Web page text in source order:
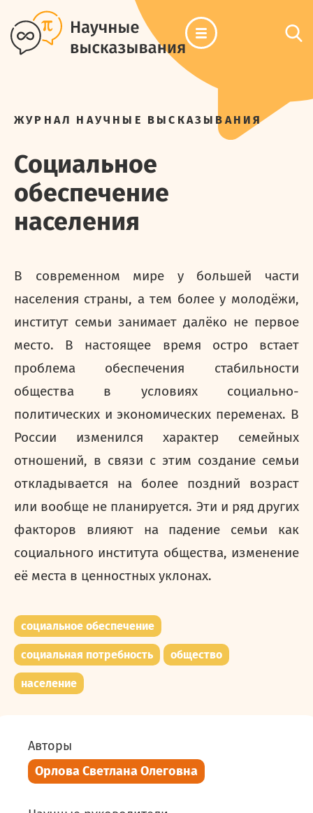
ЖУРНАЛ НАУЧНЫЕ ВЫСКАЗЫВАНИЯ
Социальное
обеспечение
населения
В современном мире у большей части
населения страны, а тем более у молодёжи,
институт семьи занимает далёко не первое
место. В настоящее время остро встает
проблема обеспечения стабильности
общества в условиях социально-
политических и экономических переменах. В
России изменился характер семейных
отношений, в связи с этим создание семьи
откладывается на более поздний возраст
или вообще не планируется. Эти и ряд других
факторов влияют на падение семьи как
социального института общества, изменение
её места в ценностных уклонах.
социальное обеспечение
социальная потребность общество
население
Авторы
Орлова Светлана Олеговна